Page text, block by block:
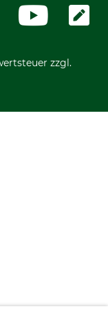
zzgl.